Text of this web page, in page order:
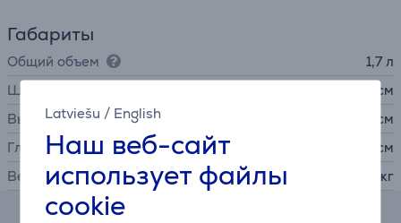
Latviešu / English
Наш веб-сайт
использует файлы
cookie
Габариты
Общий объем
1,7 л
Ширина
21,8 см
Высота
25,6 см
Глубина
16,3 см
Вес
1,3 кг